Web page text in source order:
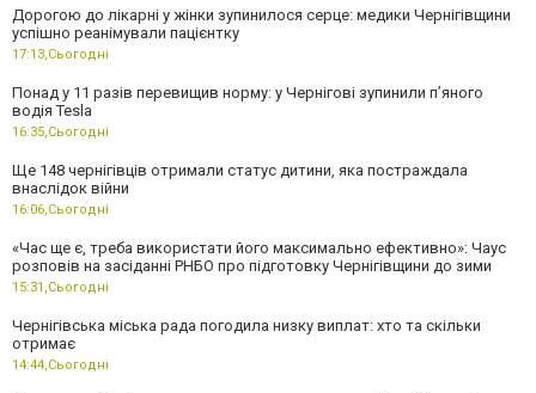
Дорогою до лікарні у жінки зупинилося серце: медики Чернігівщини
успішно реанімували пацієнтку
17:13,Сьогодні
Понад у 11 разів перевищив норму: у Чернігові зупинили пʼяного
водія Tesla
16:35,Сьогодні
Ще 148 чернігівців отримали статус дитини, яка постраждала
внаслідок війни
16:06,Сьогодні
«Час ще є, треба використати його максимально ефективно»: Чаус
розповів на засіданні РНБО про підготовку Чернігівщини до зими
15:31,Сьогодні
Чернігівська міська рада погодила низку виплат: хто та скільки
отримає
14:44,Сьогодні